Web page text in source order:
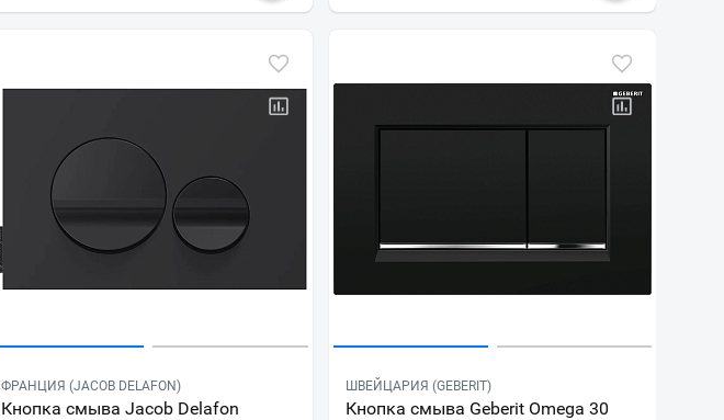
ФРАНЦИЯ (JACOB DELAFON)
Кнопка смыва Jacob Delafon
ШВЕЙЦАРИЯ (GEBERIT)
Кнопка смыва Geberit Omega 30